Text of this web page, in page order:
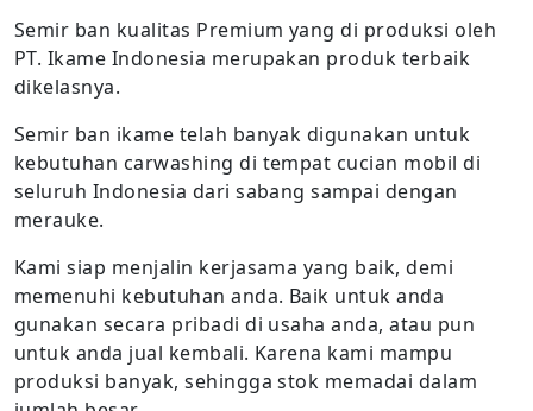
Semir ban kualitas Premium yang di produksi oleh
PT. Ikame Indonesia merupakan produk terbaik
dikelasnya.
Semir ban ikame telah banyak digunakan untuk
kebutuhan carwashing di tempat cucian mobil di
seluruh Indonesia dari sabang sampai dengan
merauke.
Kami siap menjalin kerjasama yang baik, demi
memenuhi kebutuhan anda. Baik untuk anda
gunakan secara pribadi di usaha anda, atau pun
untuk anda jual kembali. Karena kami mampu
produksi banyak, sehingga stok memadai dalam